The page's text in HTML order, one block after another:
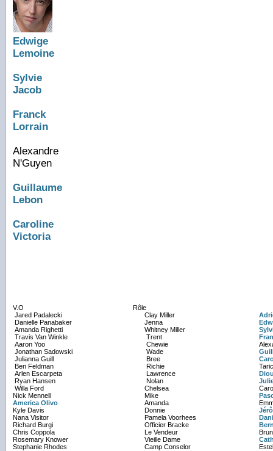
Edwige
Lemoine
Sylvie
Jacob
Franck
Lorrain
Alexandre
N'Guyen
Guillaume
Lebon
Caroline
Victoria
V.O
Rôle
Jared Padalecki
Clay Miller
Danielle Panabaker
Jenna
Amanda Righetti
Whitney Miller
Travis Van Winkle
Trent
Aaron Yoo
Chewie
Jonathan Sadowski
Wade
Julianna Guill
Bree
Ben Feldman
Richie
Arlen Escarpeta
Lawrence
Ryan Hansen
Nolan
Willa Ford
Chelsea
Nick Mennell
Mike
America Olivo
Amanda
Kyle Davis
Donnie
Nana Visitor
Pamela Voorhees
Richard Burgi
Officier Bracke
Chris Coppola
Le Vendeur
Rosemary Knower
Vieille Dame
Stephanie Rhodes
Camp Conselor